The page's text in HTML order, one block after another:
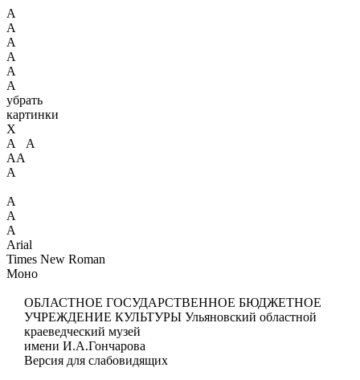
А
А
А
А
А
А
убрать
картинки
X
А А
АА
А
А
А
А
Arial
Times New Roman
Моно
ОБЛАСТНОЕ ГОСУДАРСТВЕННОЕ БЮДЖЕТНОЕ
УЧРЕЖДЕНИЕ КУЛЬТУРЫ Ульяновский областной
краеведческий музей
имени И.А.Гончарова
Версия для слабовидящих